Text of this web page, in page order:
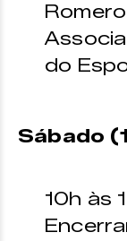
do
Sábado
10h às